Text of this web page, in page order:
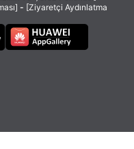
- [Ziyaretçi Aydınlatma